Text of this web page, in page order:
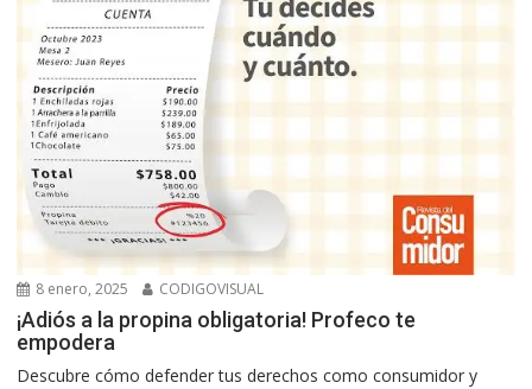
8 enero, 2025 CODIGOVISUAL
¡Adiós a la propina obligatoria! Profeco te
empodera
Descubre cómo defender tus derechos como consumidor y